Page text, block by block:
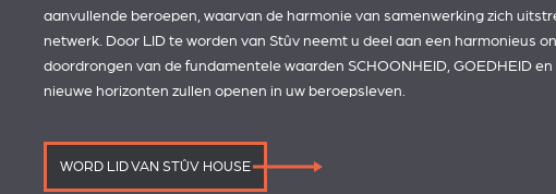
aanvullende beroepen, waarvan de harmonie van samenwerking zich
netwerk. Door LID te worden van Stûv neemt u deel aan een harmonieus
doordrongen van de fundamentele waarden SCHOONHEID, GOEDHEID en
nieuwe horizonten zullen openen in uw beroepsleven.
WORD LID VAN STÛV HOUSE